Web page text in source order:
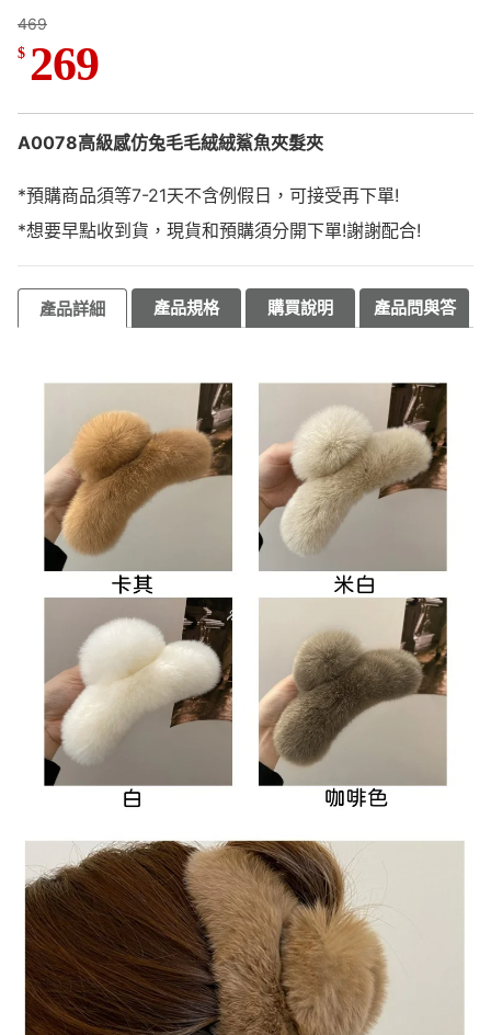
469
$ 269
A0078高級感仿兔毛毛絨絨鯊魚夾髮夾
*預購商品須等7-21天不含例假日，可接受再下單!
*想要早點收到貨，現貨和預購須分開下單!謝謝配合!
產品詳細 產品規格 購買說明 產品問與答